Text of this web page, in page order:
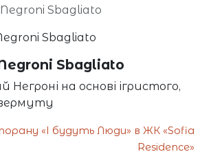
Sbagliato
Sbagliato
Негроні на основі ігристого,
«І будуть Люди» в ЖК «Sofia
Residence»